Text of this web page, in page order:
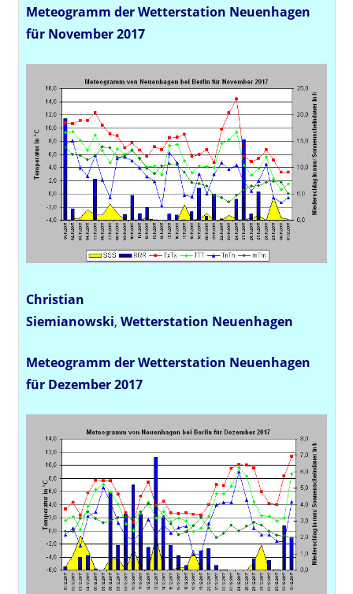
Meteogramm der Wetterstation Neuenhagen
für November 2017
Christian
Siemianowski,Wetterstation Neuenhagen
Meteogramm der Wetterstation Neuenhagen
für Dezember 2017